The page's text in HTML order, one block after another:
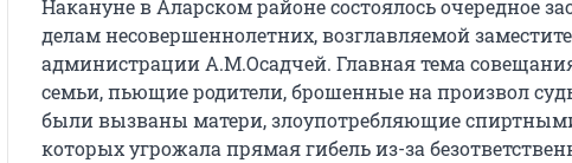
Накануне в Аларском районе состоялось очередное
делам несовершеннолетних, возглавляемой
администрации А.М.Осадчей. Главная тема
семьи, пьющие родители, брошенные на произвол
были вызваны матери, злоупотребляющие
которых угрожала прямая гибель из-за